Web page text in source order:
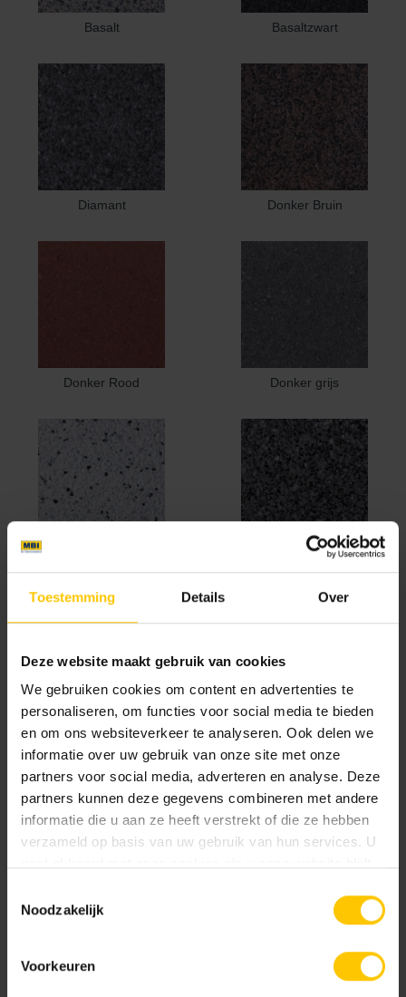
Toestemming Details Over
Deze website maakt gebruik van cookies
We gebruiken cookies om content en advertenties te
personaliseren, om functies voor social media te bieden
en om ons websiteverkeer te analyseren. Ook delen we
informatie over uw gebruik van onze site met onze
partners voor social media, adverteren en analyse. Deze
partners kunnen deze gegevens combineren met andere
informatie die u aan ze heeft verstrekt of die ze hebben
verzameld op basis van uw gebruik van hun services. U
Noodzakelijk
Voorkeuren
Basalt Basaltzwart
Diamant Donker Bruin
Donker Rood Donker grijs
Geel Grafiet
Grijs